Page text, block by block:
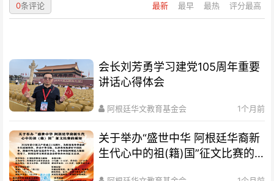
最新 最早 最热 评分最高
0条评论
会长刘芳勇学习建党105周年重要
讲话心得体会
阿根廷华文教育基金会 1个月前
关于举办“盛世中华 阿根廷华裔新
生代心中的祖(籍)国”征文比赛的